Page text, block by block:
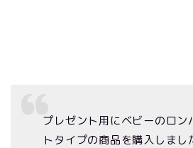
プレゼント用にベビーのロン
トタイプの商品を購入しまし